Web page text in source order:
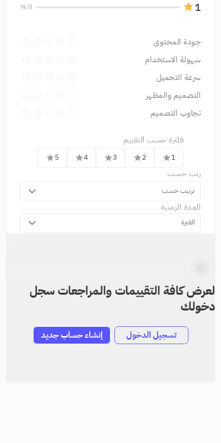
1
0 %
جودة المحتوى
سهولة الاستخدام
سرعة التحميل
التصميم والمظهر
تجاوب التصميم
فلترة حسب التقييم
1
star
2
star
3
star
4
star
5
star
رتب حسب
ترتيب حسب
المدة الزمنية
الفترة
لعرض كافة التقييمات والمراجعات سجل
دخولك
تسجيل الدخول إنشاء حساب جديد